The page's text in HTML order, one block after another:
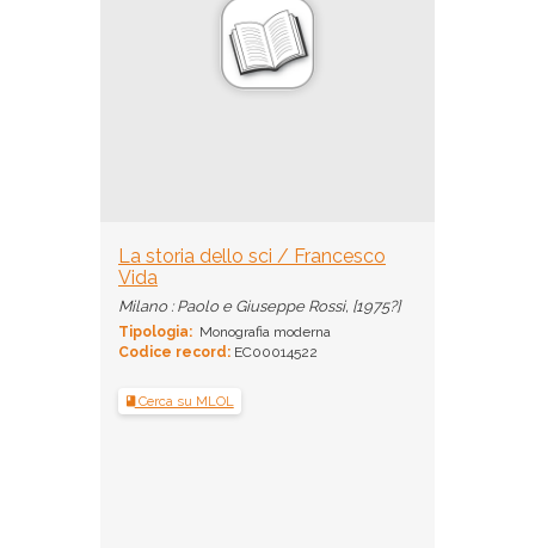
La storia dello sci / Francesco
Vida
Milano : Paolo e Giuseppe Rossi, [1975?]
Tipologia: Monografia moderna
Codice record: EC00014522
Cerca su MLOL